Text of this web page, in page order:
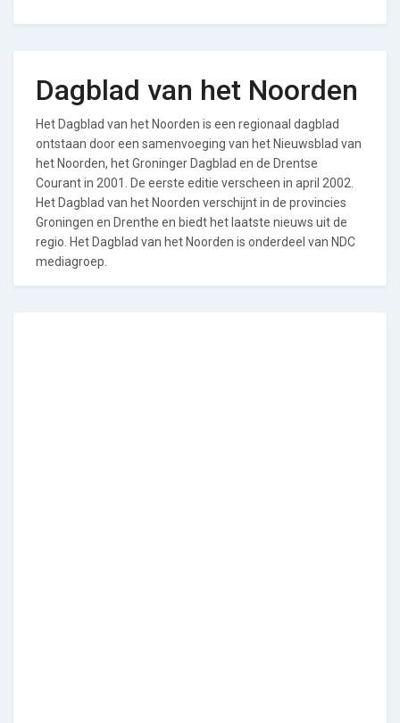
Dagblad van het Noorden
Het Dagblad van het Noorden is een regionaal dagblad
ontstaan door een samenvoeging van het Nieuwsblad van
het Noorden, het Groninger Dagblad en de Drentse
Courant in 2001. De eerste editie verscheen in april 2002.
Het Dagblad van het Noorden verschijnt in de provincies
Groningen en Drenthe en biedt het laatste nieuws uit de
regio. Het Dagblad van het Noorden is onderdeel van NDC
mediagroep.